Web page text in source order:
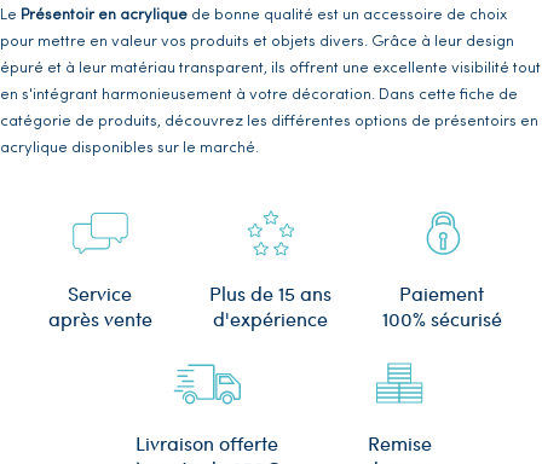
Le Présentoir en acrylique de bonne qualité est un accessoire de choix
pour mettre en valeur vos produits et objets divers. Grâce à leur design
épuré et à leur matériau transparent, ils offrent une excellente visibilité tout
en s'intégrant harmonieusement à votre décoration. Dans cette fiche de
catégorie de produits, découvrez les différentes options de présentoirs en
acrylique disponibles sur le marché.
synthétiques acryliques
rapport aux autres matériaux. Tout d'abord, ils sont légers et résistants aux
chocs, ce qui les rend faciles à manipuler et à déplacer.
De plus, ils résistent aux rayures et ne se ternissent pas avec le temps.
Autrement dit, ils conserveront leur aspect neuf même après une utilisation
un choix pratique pour les professionnels et les particuliers.
Service
après vente
Plus de 15 ans
d'expérience
Paiement
100% sécurisé
Livraison offerte
Remise